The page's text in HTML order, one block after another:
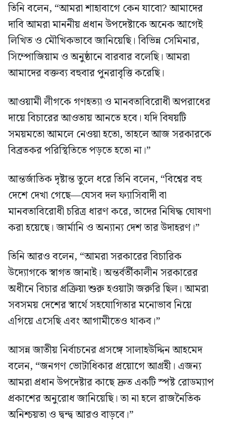
তিনি বলেন, “আমরা শাহাবাগে কেন যাবো? আমাদের
দাবি আমরা মাননীয় প্রধান উপদেষ্টাকে অনেক আগেই
লিখিত ও মৌখিকভাবে জানিয়েছি। বিভিন্ন সেমিনার,
সিম্পোজিয়াম ও অনুষ্ঠানে বারবার বলেছি। আমরা
আমাদের বক্তব্য বহুবার পুনরাবৃত্তি করেছি।
আওয়ামী লীগকে গণহত্যা ও মানবতাবিরোধী অপরাধের
দায়ে বিচারের আওতায় আনতে হবে। যদি বিষয়টি
সময়মতো আমলে নেওয়া হতো, তাহলে আজ সরকারকে
বিব্রতকর পরিস্থিতিতে পড়তে হতো না।”
আন্তর্জাতিক দৃষ্টান্ত তুলে ধরে তিনি বলেন, “বিশ্বের বহু
দেশে দেখা গেছে—যেসব দল ফ্যাসিবাদী বা
মানবতাবিরোধী চরিত্র ধারণ করে, তাদের নিষিদ্ধ ঘোষণা
করা হয়েছে। জার্মানি ও অন্যান্য দেশ তার উদাহরণ।”
তিনি আরও বলেন, “আমরা সরকারের বিচারিক
উদ্যোগকে স্বাগত জানাই। অন্তর্বর্তীকালীন সরকারের
অধীনে বিচার প্রক্রিয়া শুরু হওয়াটা জরুরি ছিল। আমরা
সবসময় দেশের স্বার্থে সহযোগিতার মনোভাব নিয়ে
এগিয়ে এসেছি এবং আগামীতেও থাকব।”
আসন্ন জাতীয় নির্বাচনের প্রসঙ্গে সালাহউদ্দিন আহমেদ
বলেন, “জনগণ ভোটাধিকার প্রয়োগে আগ্রহী। এজন্য
আমরা প্রধান উপদেষ্টার কাছে দ্রুত একটি স্পষ্ট রোডম্যাপ
প্রকাশের অনুরোধ জানিয়েছি। তা না হলে রাজনৈতিক
অনিশ্চয়তা ও দ্বন্দ্ব আরও বাড়বে।”